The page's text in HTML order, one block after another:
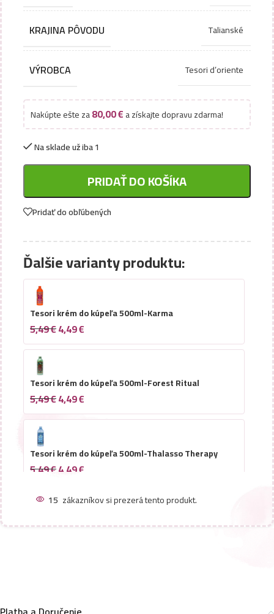
KRAJINA PÔVODU Talianské
VÝROBCA Tesori d’oriente
Nakúpte ešte za80,00€a získajte dopravu zdarma!
Na sklade už iba 1
PRIDAŤ DO KOŠÍKA
Pridať do obľúbených
Ďalšie varianty produktu:
Tesori krém do kúpeľa 500ml-Karma
5,49€4,49€
Tesori krém do kúpeľa 500ml-Forest Ritual
5,49€4,49€
Tesori krém do kúpeľa 500ml-Thalasso Therapy
5,49€4,49€
Tesori krém do kúpeľa 500ml-Muschio bian
5,49€4,49€
15 zákazníkov si prezerá tento produkt.